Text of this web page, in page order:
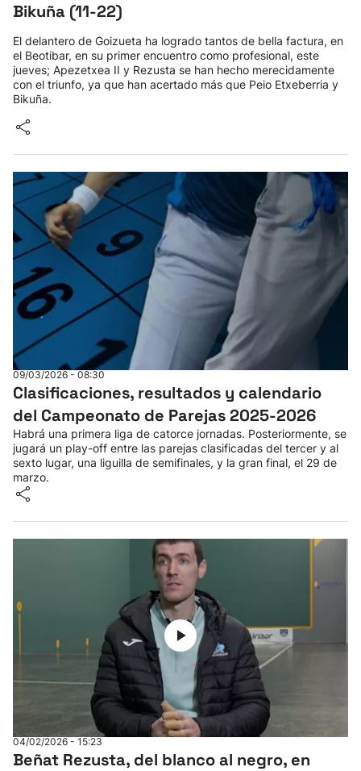
Bikuña (11-22)
El delantero de Goizueta ha logrado tantos de bella factura, en
el Beotibar, en su primer encuentro como profesional, este
jueves; Apezetxea II y Rezusta se han hecho merecidamente
con el triunfo, ya que han acertado más que Peio Etxeberria y
Bikuña.
09/03/2026 - 08:30
Clasificaciones, resultados y calendario
del Campeonato de Parejas 2025-2026
Habrá una primera liga de catorce jornadas. Posteriormente, se
jugará un play-off entre las parejas clasificadas del tercer y al
sexto lugar, una liguilla de semifinales, y la gran final, el 29 de
marzo.
04/02/2026 - 15:23
Beñat Rezusta, del blanco al negro, en